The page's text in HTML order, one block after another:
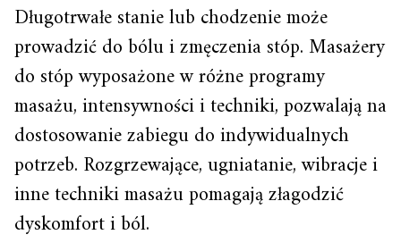
Długotrwałe stanie lub chodzenie może
prowadzić do bólu i zmęczenia stóp. Masażery
do stóp wyposażone w różne programy
masażu, intensywności i techniki, pozwalają na
dostosowanie zabiegu do indywidualnych
potrzeb. Rozgrzewające, ugniatanie, wibracje i
inne techniki masażu pomagają złagodzić
dyskomfort i ból.